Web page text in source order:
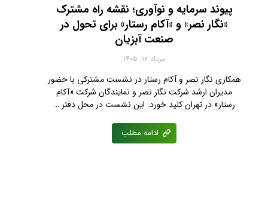
پیوند سرمایه و نوآوری؛ نقشه راه مشترک
«نگار نصر» و «آکام رستار» برای تحول در
صنعت آبزیان
مرداد ۱۲, ۱۴۰۵
همکاری نگار نصر و آکام رستار در نشست مشترکی با حضور
مدیران ارشد شرکت نگار نصر و نمایندگان شرکت «آکام
رستار» در تهران کلید خورد. این نشست در محل دفتر …
ادامه مطلب